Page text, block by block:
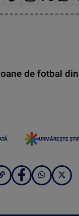
de fotbal
URMĂREȘTE